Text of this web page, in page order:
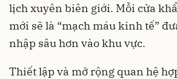
lịch xuyên biên giới. Mỗi cửa
mới sẽ là “mạch máu kinh tế”
nhập sâu hơn vào khu vực.
Thiết lập và mở rộng quan hệ